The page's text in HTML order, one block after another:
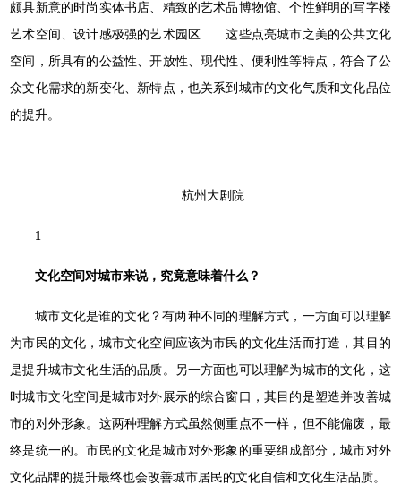
颇具新意的时尚实体书店、精致的艺术品博物馆、个性鲜明的写字楼
艺术空间、设计感极强的艺术园区……这些点亮城市之美的公共文化
空间，所具有的公益性、开放性、现代性、便利性等特点，符合了公
众文化需求的新变化、新特点，也关系到城市的文化气质和文化品位
的提升。
杭州大剧院
1
文化空间对城市来说，究竟意味着什么？
城市文化是谁的文化？有两种不同的理解方式，一方面可以理解
为市民的文化，城市文化空间应该为市民的文化生活而打造，其目的
是提升城市文化生活的品质。另一方面也可以理解为城市的文化，这
时城市文化空间是城市对外展示的综合窗口，其目的是塑造并改善城
市的对外形象。这两种理解方式虽然侧重点不一样，但不能偏废，最
终是统一的。市民的文化是城市对外形象的重要组成部分，城市对外
文化品牌的提升最终也会改善城市居民的文化自信和文化生活品质。